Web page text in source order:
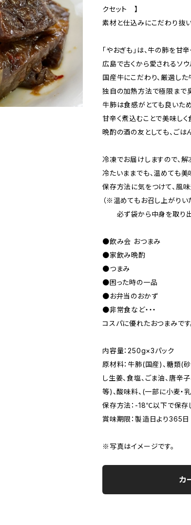
クセット 】
素材と仕込みにこだわり抜
「やおぎも」は、牛の肺を甘
広島で古くから愛されるソウ
国産牛にこだわり、厳選し
独自の加熱方法で極限まで
牛肺は食感がとても良いため
甘辛く煮込むことで美味しく
晩酌の酒の友としても、ごは
冷凍でお届けしますので、解
冷たいままでも、温めても美
保存方法に気をつけて、風
（※温めてもお召し上がりい
必ず袋から中身を取り出
●飲み会 おつまみ
●家飲み晩酌
●つまみ
●困った時の一品
●お弁当のおかず
●非常食など・・・
コスパに優れたおつまみです
内容量：250g×3パック
原材料：牛肺(国産)、糖類(
し生姜、食塩、ごま油、唐辛
等)、酸味料、(一部に小麦・
保存方法：-18℃以下で保存
賞味期限：製造日より365日
※写真はイメージです。
カ